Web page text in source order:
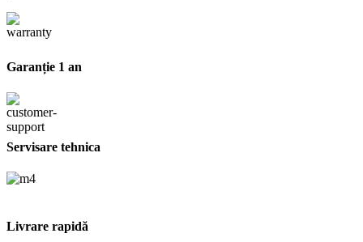
Garanție 1 an
Servisare tehnica
Livrare rapidă